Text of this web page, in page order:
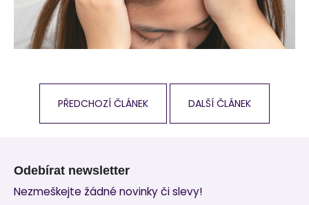
PŘEDCHOZÍ ČLÁNEK DALŠÍ ČLÁNEK
Odebírat newsletter
Nezmeškejte žádné novinky či slevy!